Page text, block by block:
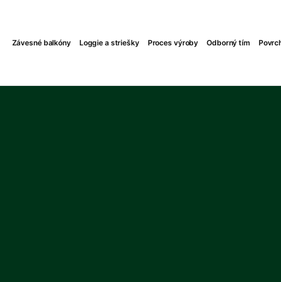
Závesné balkóny Loggie a striešky Proces výroby Odborný tím